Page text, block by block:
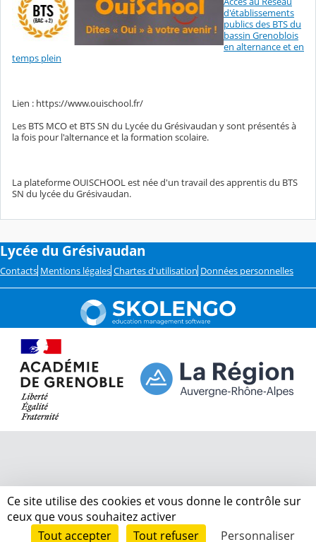
d'établissements
publics des BTS du
bassin Grenoblois
en alternance et en
temps plein
Lien : https://www.ouischool.fr/
Les BTS MCO et BTS SN du Lycée du Grésivaudan y sont présentés à
la fois pour l'alternance et la formation scolaire.
La plateforme OUISCHOOL est née d'un travail des apprentis du BTS
SN du lycée du Grésivaudan.
Lycée du Grésivaudan
Contacts Mentions légales Chartes d'utilisation Données personnelles
Ce site utilise des cookies et vous donne le contrôle sur
ceux que vous souhaitez activer
Tout accepter
Tout refuser Personnaliser